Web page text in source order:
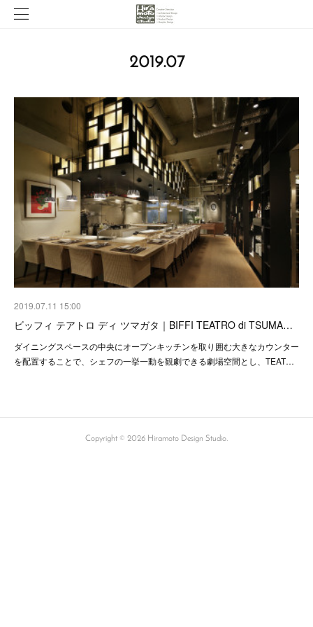
2019.07
2019.07.11 15:00
ビッフィ テアトロ ディ ツマガタ｜BIFFI TEATRO di TSUMA…
ダイニングスペースの中央にオープンキッチンを取り囲む大きなカウンター
を配置することで、シェフの一挙一動を観劇できる劇場空間とし、TEAT…
Copyright © 2026 Hiramoto Design Studio.